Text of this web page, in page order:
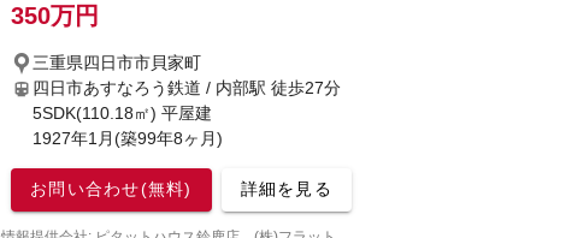
350万円
三重県四日市市貝家町
四日市あすなろう鉄道 / 内部駅 徒歩27分
5SDK(110.18㎡) 平屋建
1927年1月(築99年8ヶ月)
お問い合わせ(無料) 詳細を見る